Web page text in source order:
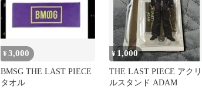
¥3,000
BMSG THE LAST PIECE
タオル
¥1,000
THE LAST PIECE アクリ
ルスタンド ADAM